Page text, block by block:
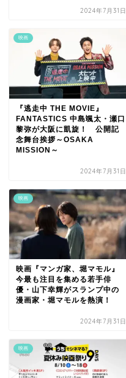
2024年7月31日
映画
『逃走中 THE MOVIE』
FANTASTICS 中島颯太・瀬口
黎弥が大阪に凱旋！ 公開記
念舞台挨拶～OSAKA
MISSION～
2024年7月31日
映画
映画『マンガ家、堀マモル』
今最も注目を集める若手俳
優・山下幸輝がスランプ中の
漫画家・堀マモルを熱演！
2024年7月31日
映画